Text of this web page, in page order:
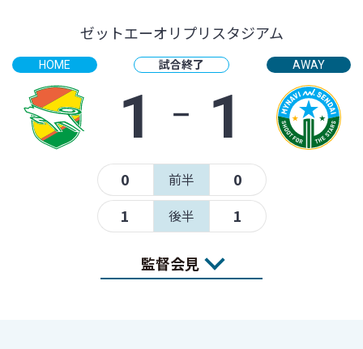
ゼットエーオリプリスタジアム
HOME 試合終了
1 ‐ 1
0 前半
0
1
後半 1
AWAY
監督会見